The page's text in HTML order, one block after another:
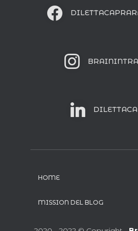
HOME
MISSION DEL BLOG